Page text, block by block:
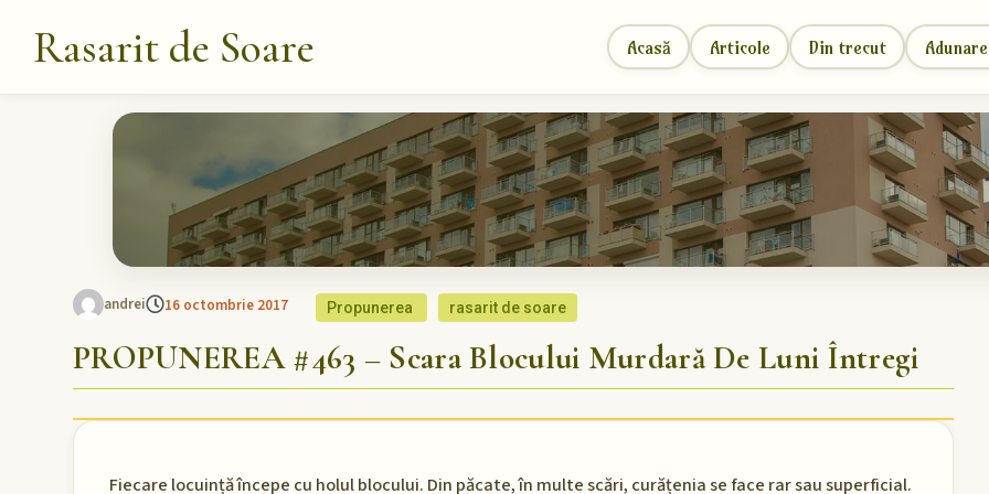
Rasarit de Soare Acasă Articole Din trecut
andrei 16 octombrie 2017 Propunerea rasarit de soare
PROPUNEREA #463 – Scara Blocului Murdară De Luni Întregi
Fiecare locuință începe cu holul blocului. Din păcate, în multe scări, curățenia se face rar sau superficial.